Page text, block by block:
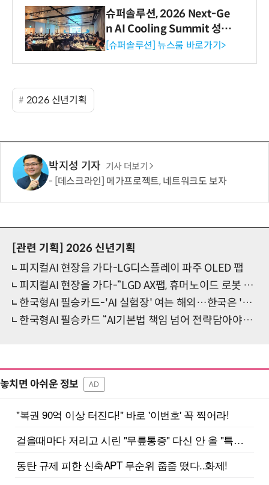
슈퍼솔루션, 2026 Next-Ge
n AI Cooling Summit 성황
리 성료
[슈퍼솔루션] 뉴스룸 바로가기>
2026 신년기획
박지성 기자 기사 더보기
[데스크라인] 메가프로젝트, 네트워크도 보자
[관련 기획] 2026 신년기획
피지컬AI 현장을 가다-LG디스플레이 파주 OLED 팹
피지컬AI 현장을 가다-“LGD AX팹, 휴머노이드 로봇 투입 검토”
한국형AI 필승카드-'AI 실험장' 여는 해외…한국은 '위험통제'에 머물러
한국형AI 필승카드 “AI기본법 책임 넘어 전략담아야…모호한 가이드라인 기업 족쇄”
놓치면 아쉬운 정보 AD